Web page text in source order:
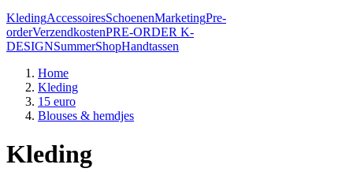
KledingAccessoiresSchoenenMarketingPre-
orderVerzendkostenPRE-ORDER K-
DESIGNSummerShopHandtassen
Home
Kleding
15 euro
Blouses & hemdjes
Kleding